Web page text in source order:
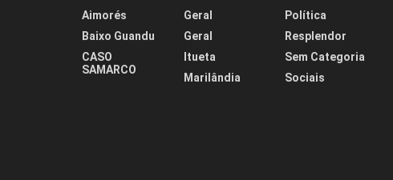
Aimorés
Baixo Guandu
CASO
SAMARCO
Geral
Geral
Itueta
Marilândia
Política
Resplendor
Sem Categoria
Sociais